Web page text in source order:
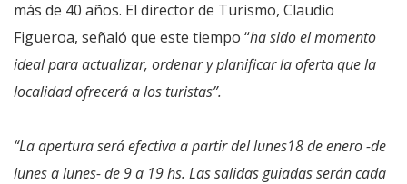
más de 40 años. El director de Turismo, Claudio
Figueroa, señaló que este tiempo “ha sido el momento
ideal para actualizar, ordenar y planificar la oferta que la
localidad ofrecerá a los turistas”.
“La apertura será efectiva a partir del lunes18 de enero -de
lunes a lunes- de 9 a 19 hs. Las salidas guiadas serán cada